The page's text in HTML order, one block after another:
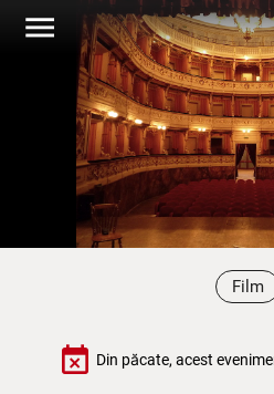
menu
Film
event_busy Din păcate, acest